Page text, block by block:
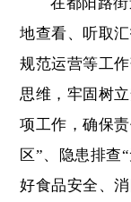
地查看、听取
规范运营等工
思维，牢固树
项工作，确保
区”、隐患排查
好食品安全、